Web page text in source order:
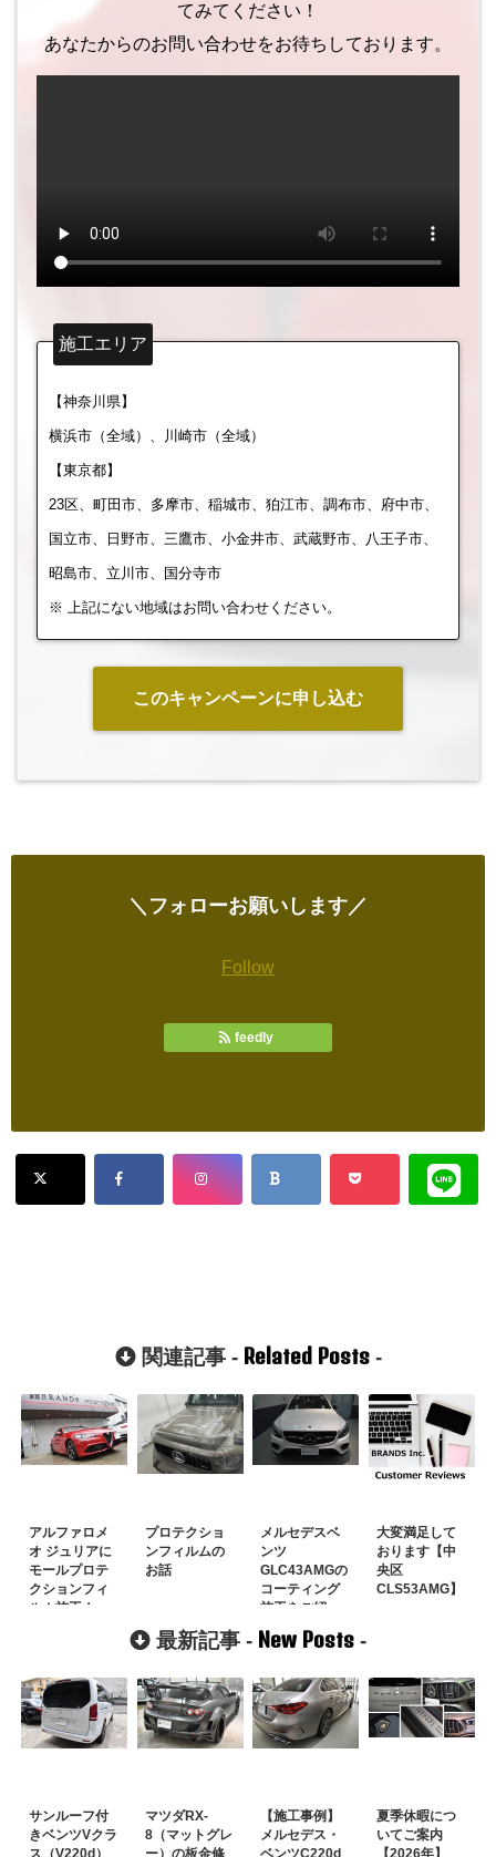
てみてください！
あなたからのお問い合わせをお待ちしております。
施工エリア
【神奈川県】
横浜市（全域）、川崎市（全域）
【東京都】
23区、町田市、多摩市、稲城市、狛江市、調布市、府中市、
国立市、日野市、三鷹市、小金井市、武蔵野市、八王子市、
昭島市、立川市、国分寺市
※ 上記にない地域はお問い合わせください。
このキャンペーンに申し込む
＼フォローお願いします／
Follow
feedly
関連記事 - Related Posts-
アルファロメ
オ ジュリアに
モールプロテ
クションフィ
ルム施工！
プロテクショ
ンフィルムの
お話
メルセデスベ
ンツ
GLC43AMGの
コーティング
施工をご紹
介！【三鷹
市】
大変満足して
おります【中
央区
CLS53AMG】
最新記事 - New Posts -
サンルーフ付
きベンツVクラ
ス（V220d）
マツダRX-
8（マットグレ
ー）の板金修
【施工事例】
メルセデス・
ベンツC220d
夏季休暇につ
いてご案内
【2026年】